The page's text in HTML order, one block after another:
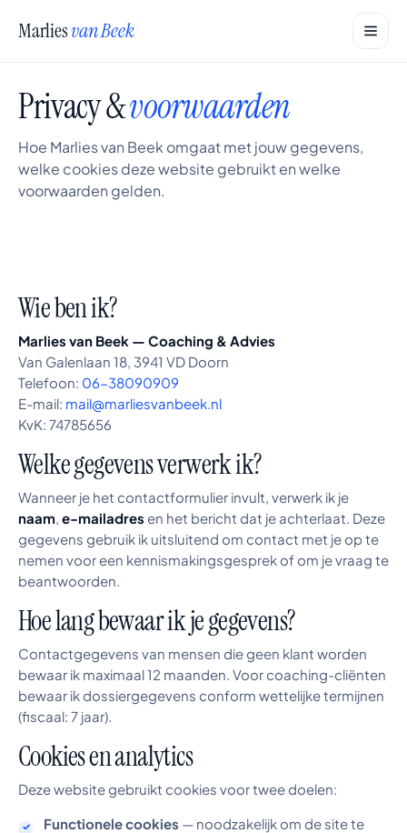
Marliesvan Beek
Privacy &voorwaarden
Hoe Marlies van Beek omgaat met jouw gegevens,
welke cookies deze website gebruikt en welke
voorwaarden gelden.
Wie ben ik?
Marlies van Beek — Coaching & Advies
Van Galenlaan 18, 3941 VD Doorn
Telefoon: 06-38090909
E-mail: mail@marliesvanbeek.nl
KvK: 74785656
Welke gegevens verwerk ik?
Wanneer je het contactformulier invult, verwerk ik je
naam, e-mailadres en het bericht dat je achterlaat. Deze
gegevens gebruik ik uitsluitend om contact met je op te
nemen voor een kennismakingsgesprek of om je vraag te
beantwoorden.
Hoe lang bewaar ik je gegevens?
Contactgegevens van mensen die geen klant worden
bewaar ik maximaal 12 maanden. Voor coaching-cliënten
bewaar ik dossiergegevens conform wettelijke termijnen
(fiscaal: 7 jaar).
Cookies en analytics
Deze website gebruikt cookies voor twee doelen:
Functionele cookies — noodzakelijk om de site te